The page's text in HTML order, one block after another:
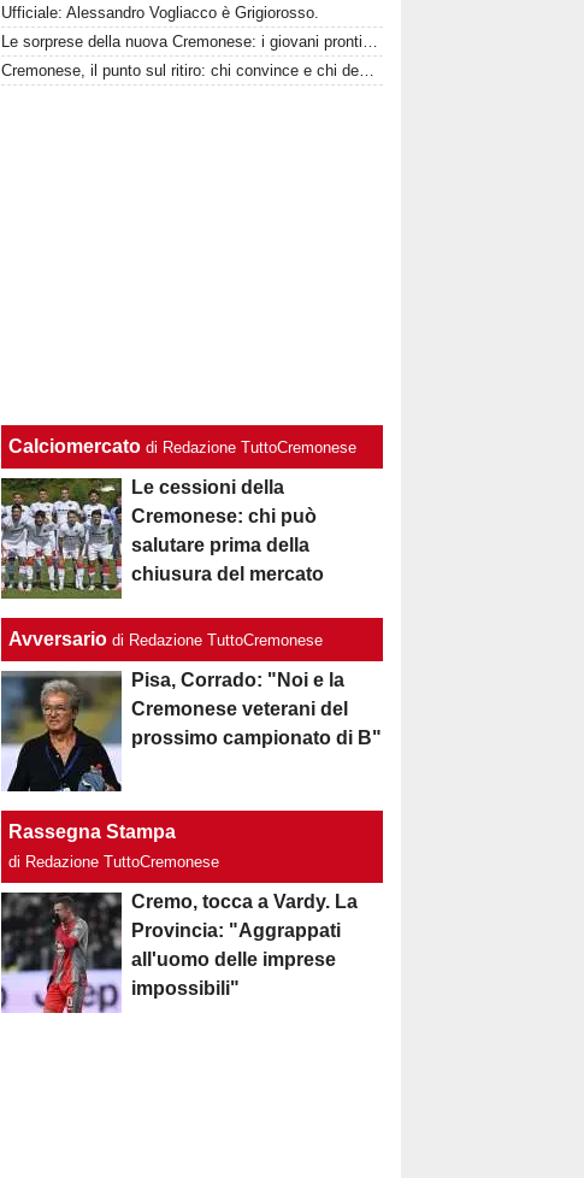
Ufficiale: Alessandro Vogliacco è Grigiorosso.
Le sorprese della nuova Cremonese: i giovani pronti a esplodere con Marco Giampaolo
Cremonese, il punto sul ritiro: chi convince e chi deve ancora crescere
Calciomercato di Redazione TuttoCremonese
Le cessioni della
Cremonese: chi può
salutare prima della
chiusura del mercato
Avversario di Redazione TuttoCremonese
Pisa, Corrado: "Noi e la
Cremonese veterani del
prossimo campionato di B"
Rassegna Stampa
di Redazione TuttoCremonese
Cremo, tocca a Vardy. La
Provincia: "Aggrappati
all'uomo delle imprese
impossibili"